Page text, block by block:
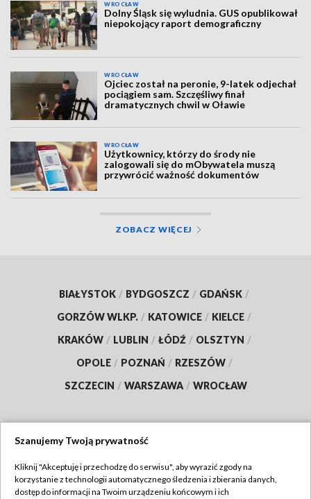
WROCŁAW
Dolny Śląsk się wyludnia. GUS opublikował
niepokojący raport demograficzny
WROCŁAW
Ojciec został na peronie, 9-latek odjechał
pociągiem sam. Szczęśliwy finał
dramatycznych chwil w Oławie
WROCŁAW
Użytkownicy, którzy do środy nie
zalogowali się do mObywatela muszą
przywrócić ważność dokumentów
ZOBACZ WIĘCEJ
BIAŁYSTOK / BYDGOSZCZ / GDAŃSK /
GORZÓW WLKP. / KATOWICE / KIELCE /
KRAKÓW / LUBLIN / ŁÓDŹ / OLSZTYN /
OPOLE / POZNAŃ / RZESZÓW /
SZCZECIN / WARSZAWA / WROCŁAW
TVP
Szanujemy Twoją prywatność
Kliknij "Akceptuję i przechodzę do serwisu", aby wyrazić zgody na
korzystanie z technologii automatycznego śledzenia i zbierania danych,
dostęp do informacji na Twoim urządzeniu końcowym i ich